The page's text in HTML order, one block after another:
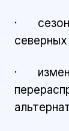
·
·